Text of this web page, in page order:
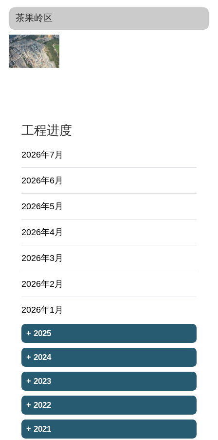
茶果岭区
工程进度
2026年7月
2026年6月
2026年5月
2026年4月
2026年3月
2026年2月
2026年1月
+ 2025
+ 2024
+ 2023
+ 2022
+ 2021